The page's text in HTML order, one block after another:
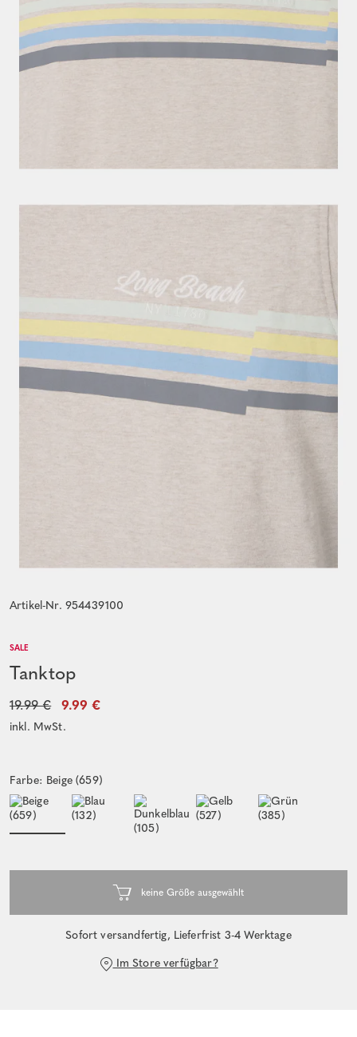
Artikel-Nr. 954439100
SALE
Tanktop
19.99 € 9.99 €
inkl. MwSt.
Farbe: Beige (659)
Sofort versandfertig, Lieferfrist 3-4 Werktage
Im Store verfügbar?